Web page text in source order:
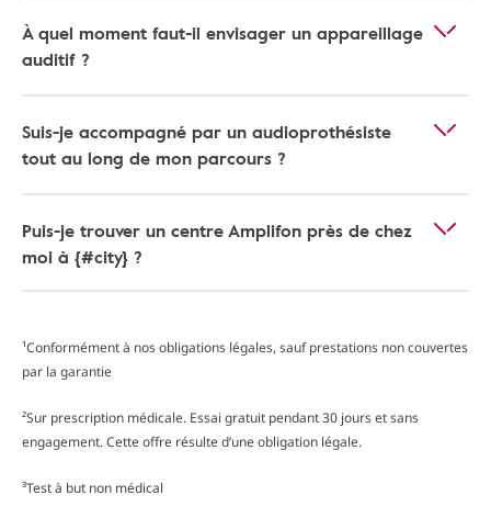
À quel moment faut-il envisager un appareillage
auditif ?
Suis-je accompagné par un audioprothésiste
tout au long de mon parcours ?
Puis-je trouver un centre Amplifon près de chez
moi à {#city} ?
¹Conformément à nos obligations légales, sauf prestations non couvertes
par la garantie
²Sur prescription médicale. Essai gratuit pendant 30 jours et sans
engagement. Cette offre résulte d’une obligation légale.
³Test à but non médical